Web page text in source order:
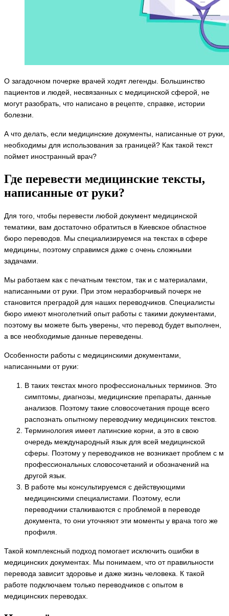
О загадочном почерке врачей ходят легенды. Большинство
пациентов и людей, несвязанных с медицинской сферой, не
могут разобрать, что написано в рецепте, справке, истории
болезни.
А что делать, если медицинские документы, написанные от руки,
необходимы для использования за границей? Как такой текст
поймет иностранный врач?
Где перевести медицинские тексты,
написанные от руки?
Для того, чтобы перевести любой документ медицинской
тематики, вам достаточно обратиться в Киевское областное
бюро переводов. Мы специализируемся на текстах в сфере
медицины, поэтому справимся даже с очень сложными
задачами.
Мы работаем как с печатным текстом, так и с материалами,
написанными от руки. При этом неразборчивый почерк не
становится преградой для наших переводчиков. Специалисты
бюро имеют многолетний опыт работы с такими документами,
поэтому вы можете быть уверены, что перевод будет выполнен,
а все необходимые данные переведены.
Особенности работы с медицинскими документами,
написанными от руки:
В таких текстах много профессиональных терминов. Это
симптомы, диагнозы, медицинские препараты, данные
анализов. Поэтому такие словосочетания проще всего
распознать опытному переводчику медицинских текстов.
Терминология имеет латинские корни, а это в свою
очередь международный язык для всей медицинской
сферы. Поэтому у переводчиков не возникает проблем с м
профессиональных словосочетаний и обозначений на
другой язык.
В работе мы консультируемся с действующими
медицинскими специалистами. Поэтому, если
переводчики сталкиваются с проблемой в переводе
документа, то они уточняют эти моменты у врача того же
профиля.
Такой комплексный подход помогает исключить ошибки в
медицинских документах. Мы понимаем, что от правильности
перевода зависит здоровье и даже жизнь человека. К такой
работе подключаем только переводчиков с опытом в
медицинских переводах.